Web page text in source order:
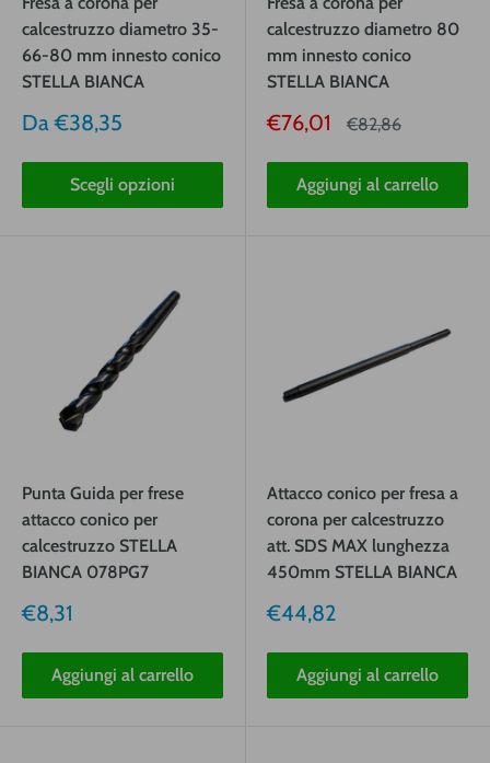
calcestruzzo diametro 35-
66-80 mm innesto conico
STELLA BIANCA
Prezzo
Da€38,35
Scegli opzioni
calcestruzzo diametro 80
mm innesto conico
STELLA BIANCA
Prezzo
€76,01 Prezzo
€82,86
Aggiungi al carrello
Punta Guida per frese
attacco conico per
calcestruzzo STELLA
BIANCA 078PG7
Prezzo
€8,31
Aggiungi al carrello
Attacco conico per fresa a
corona per calcestruzzo
att. SDS MAX lunghezza
450mm STELLA BIANCA
Prezzo
€44,82
Aggiungi al carrello